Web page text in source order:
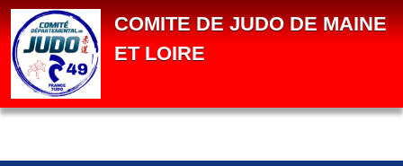
COMITE DE JUDO DE MAINE
ET LOIRE
Panneau de gestion des cookies